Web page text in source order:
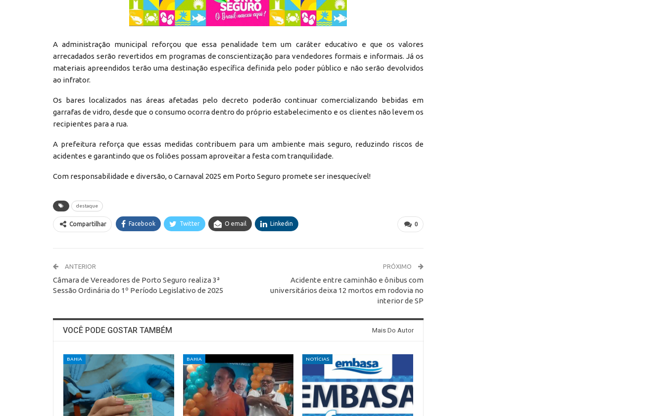
A administração municipal reforçou que essa penalidade tem um caráter educativo e que os valores
arrecadados serão revertidos em programas de conscientização para vendedores formais e informais. Já os
materiais apreendidos terão uma destinação específica definida pelo poder público e não serão devolvidos
ao infrator.
Os bares localizados nas áreas afetadas pelo decreto poderão continuar comercializando bebidas em
garrafas de vidro, desde que o consumo ocorra dentro do próprio estabelecimento e os clientes não levem os
recipientes para a rua.
A prefeitura reforça que essas medidas contribuem para um ambiente mais seguro, reduzindo riscos de
acidentes e garantindo que os foliões possam aproveitar a festa com tranquilidade.
Com responsabilidade e diversão, o Carnaval 2025 em Porto Seguro promete ser inesquecível!
destaque
0
Compartilhar Facebook Twitter O email Linkedin
ANTERIOR
Câmara de Vereadores de Porto Seguro realiza 3ª
Sessão Ordinária do 1º Período Legislativo de 2025
PRÓXIMO
Acidente entre caminhão e ônibus com
universitários deixa 12 mortos em rodovia no
interior de SP
VOCÊ PODE GOSTAR TAMBÉM Mais Do Autor
BAHIA BAHIA NOTÍCIAS